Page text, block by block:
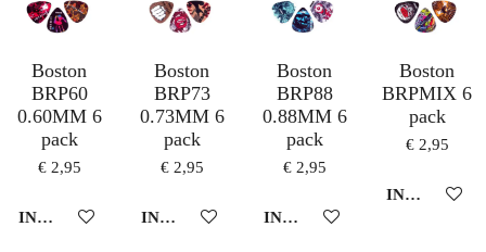
Boston
BRP60
0.60MM 6
pack
€ 2,95
IN WINKELWAGEN
Boston
BRP73
0.73MM 6
pack
€ 2,95
IN WINKELWAGEN
Boston
BRP88
0.88MM 6
pack
€ 2,95
IN WINKELWAGEN
Boston
BRPMIX 6
pack
€ 2,95
IN